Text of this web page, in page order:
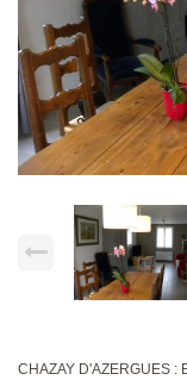
CHAZAY D'AZERGUES :